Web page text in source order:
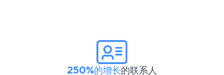
250%的增长的联系人